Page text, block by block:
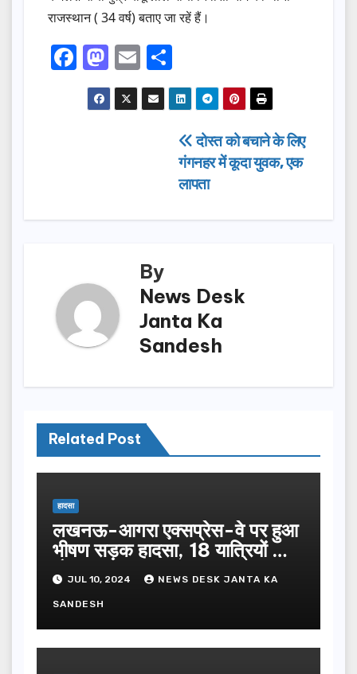
राजस्थान ( 34 वर्ष) बताए जा रहें हैं।
F
a
c
M
a
st
E
m
ail
h
ar
e
navigation
दोस्त को बचाने के लिए
गंगनहर में कूदा युवक, एक
लापता
By
News Desk
Janta Ka
Sandesh
Related Post
हादसा
लखनऊ-आगरा एक्सप्रेस-वे पर हुआ
भीषण सड़क हादसा, 18 यात्रियों की
मौतJUL 10, 2024 NEWS DESK JANTA KA
SANDESH